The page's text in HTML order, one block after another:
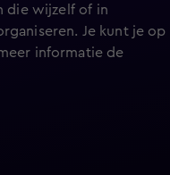
die wijzelf of in
Je kunt je op
informatie de